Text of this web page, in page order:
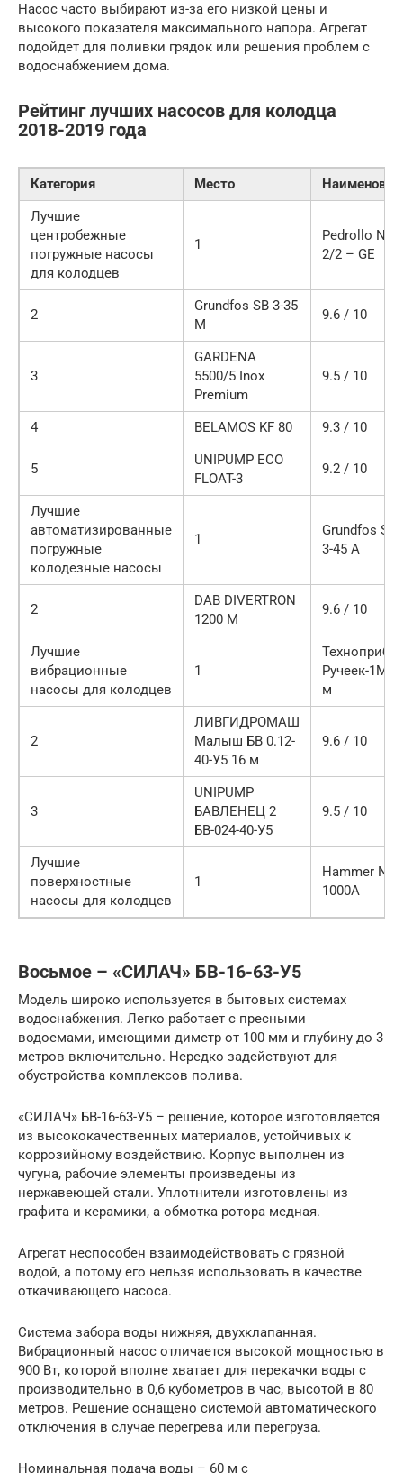
Насос часто выбирают из-за его низкой цены и
высокого показателя максимального напора. Агрегат
подойдет для поливки грядок или решения проблем с
водоснабжением дома.
Рейтинг лучших насосов для колодца
2018-2019 года
Категория Место
Лучшие
центробежные
погружные насосы
для колодцев
1
Pedrollo
2/2 – GE
2
Grundfos SB 3-35
M
9.6 / 10
3
GARDENA
5500/5 Inox
Premium
9.5 / 10
4 BELAMOS KF 80 9.3 / 10
5
UNIPUMP ECO
FLOAT-3
9.2 / 10
Лучшие
автоматизированные
погружные
колодезные насосы
1
Grundfos
3-45 A
2
DAB DIVERTRON
1200 M
9.6 / 10
Лучшие
вибрационные
насосы для колодцев
1
Ручеек-1М
м
2
ЛИВГИДРОМАШ
Малыш БВ 0.12-
40-У5 16 м
9.6 / 10
3
UNIPUMP
БАВЛЕНЕЦ 2
БВ-024-40-У5
9.5 / 10
Лучшие
поверхностные
насосы для колодцев
1
Hammer
1000A
Восьмое – «СИЛАЧ» БВ-16-63-У5
Модель широко используется в бытовых системах
водоснабжения. Легко работает с пресными
водоемами, имеющими диметр от 100 мм и глубину до 3
метров включительно. Нередко задействуют для
обустройства комплексов полива.
«СИЛАЧ» БВ-16-63-У5 – решение, которое изготовляется
из высококачественных материалов, устойчивых к
коррозийному воздействию. Корпус выполнен из
чугуна, рабочие элементы произведены из
нержавеющей стали. Уплотнители изготовлены из
графита и керамики, а обмотка ротора медная.
Агрегат неспособен взаимодействовать с грязной
водой, а потому его нельзя использовать в качестве
откачивающего насоса.
Система забора воды нижняя, двухклапанная.
Вибрационный насос отличается высокой мощностью в
900 Вт, которой вполне хватает для перекачки воды с
производительно в 0,6 кубометров в час, высотой в 80
метров. Решение оснащено системой автоматического
отключения в случае перегрева или перегруза.
Номинальная подача воды – 60 м с